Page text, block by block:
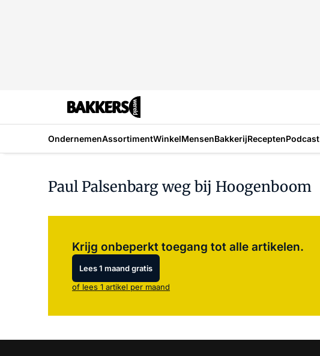
OndernemenAssortimentWinkelMensenBakkerijReceptenPodcast
Paul Palsenbarg weg bij Hoogenboom
Krijg onbeperkt toegang tot alle artikelen.
Lees 1 maand gratis
of lees 1 artikel per maand